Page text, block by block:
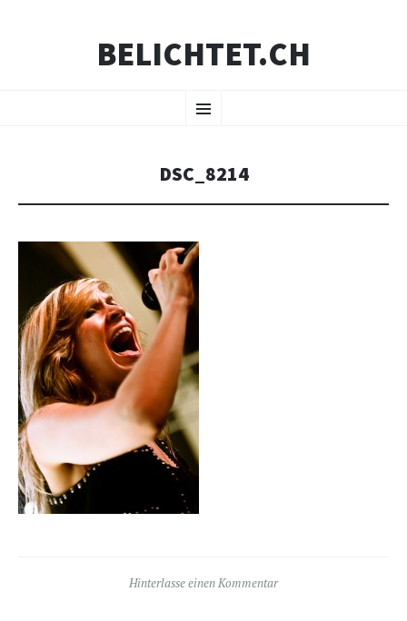
BELICHTET.CH
Menü
INHALT
DSC_8214
Hinterlasse einen Kommentar